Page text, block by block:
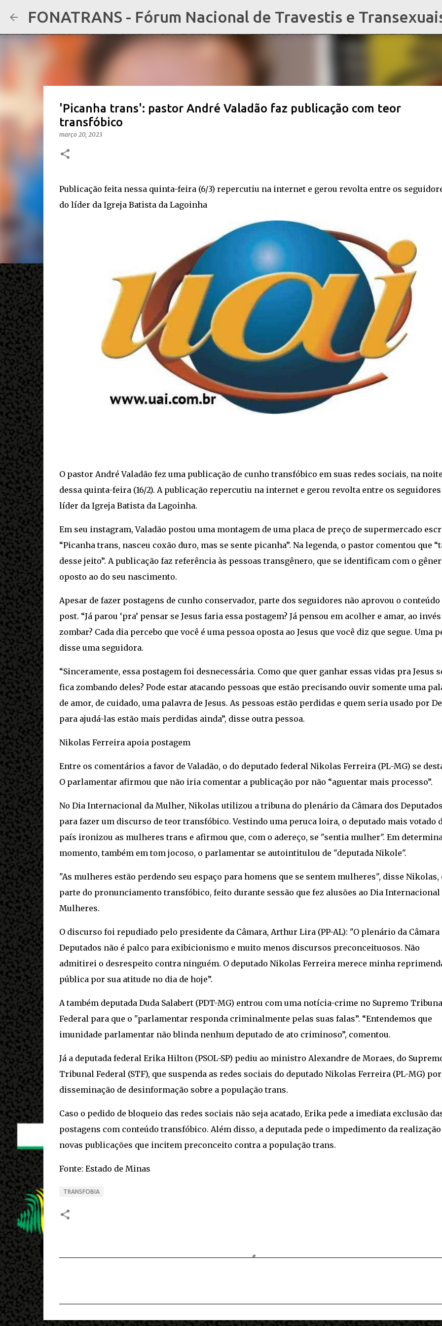
Pular para o conteúdo principal
FONATRANS - Fórum Nacional de Travestis e
'Picanha trans': pastor André Valadão faz publicação com teor
transfóbico
março 20, 2023
Publicação feita nessa quinta-feira (6/3) repercutiu na internet e gerou revolta entre os
do líder da Igreja Batista da Lagoinha
O pastor André Valadão fez uma publicação de cunho transfóbico em suas redes sociais, na noite
dessa quinta-feira (16/2). A publicação repercutiu na internet e gerou revolta entre os seguidores
líder da Igreja Batista da Lagoinha.
Em seu instagram, Valadão postou uma montagem de uma placa de preço de supermercado
“Picanha trans, nasceu coxão duro, mas se sente picanha”. Na legenda, o pastor comentou que
desse jeito”. A publicação faz referência às pessoas transgênero, que se identificam com o
oposto ao do seu nascimento.
Apesar de fazer postagens de cunho conservador, parte dos seguidores não aprovou o conteúdo
post. “Já parou ‘pra’ pensar se Jesus faria essa postagem? Já pensou em acolher e amar, ao invés
zombar? Cada dia percebo que você é uma pessoa oposta ao Jesus que você diz que segue. Uma
disse uma seguidora.
“Sinceramente, essa postagem foi desnecessária. Como que quer ganhar essas vidas pra Jesus
fica zombando deles? Pode estar atacando pessoas que estão precisando ouvir somente uma
de amor, de cuidado, uma palavra de Jesus. As pessoas estão perdidas e quem seria usado por
para ajudá-las estão mais perdidas ainda”, disse outra pessoa.
Nikolas Ferreira apoia postagem
Entre os comentários a favor de Valadão, o do deputado federal Nikolas Ferreira (PL-MG) se
O parlamentar afirmou que não iria comentar a publicação por não “aguentar mais processo”.
No Dia Internacional da Mulher, Nikolas utilizou a tribuna do plenário da Câmara dos Deputados
para fazer um discurso de teor transfóbico. Vestindo uma peruca loira, o deputado mais votado
país ironizou as mulheres trans e afirmou que, com o adereço, se "sentia mulher". Em
momento, também em tom jocoso, o parlamentar se autointitulou de "deputada Nikole".
"As mulheres estão perdendo seu espaço para homens que se sentem mulheres", disse Nikolas,
parte do pronunciamento transfóbico, feito durante sessão que fez alusões ao Dia Internacional
Mulheres.
O discurso foi repudiado pelo presidente da Câmara, Arthur Lira (PP-AL): "O plenário da Câmara
Deputados não é palco para exibicionismo e muito menos discursos preconceituosos. Não
admitirei o desrespeito contra ninguém. O deputado Nikolas Ferreira merece minha
pública por sua atitude no dia de hoje”.
A também deputada Duda Salabert (PDT-MG) entrou com uma notícia-crime no Supremo
Federal para que o "parlamentar responda criminalmente pelas suas falas”. “Entendemos que
imunidade parlamentar não blinda nenhum deputado de ato criminoso”, comentou.
Já a deputada federal Erika Hilton (PSOL-SP) pediu ao ministro Alexandre de Moraes, do
Tribunal Federal (STF), que suspenda as redes sociais do deputado Nikolas Ferreira (PL-MG) por
disseminação de desinformação sobre a população trans.
Caso o pedido de bloqueio das redes sociais não seja acatado, Erika pede a imediata exclusão
postagens com conteúdo transfóbico. Além disso, a deputada pede o impedimento da realização
novas publicações que incitem preconceito contra a população trans.
Fonte: Estado de Minas
TRANSFOBIA